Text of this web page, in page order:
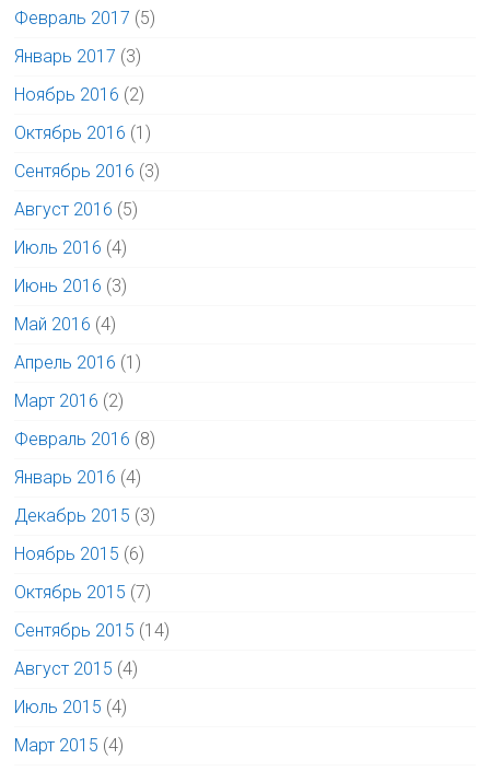
Февраль 2017 (5)
Январь 2017 (3)
Ноябрь 2016 (2)
Октябрь 2016 (1)
Сентябрь 2016 (3)
Август 2016 (5)
Июль 2016 (4)
Июнь 2016 (3)
Май 2016 (4)
Апрель 2016 (1)
Март 2016 (2)
Февраль 2016 (8)
Январь 2016 (4)
Декабрь 2015 (3)
Ноябрь 2015 (6)
Октябрь 2015 (7)
Сентябрь 2015 (14)
Август 2015 (4)
Июль 2015 (4)
Март 2015 (4)